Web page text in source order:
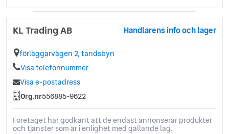
KL Trading AB Handlarens info och lager
förläggarvägen 2, tandsbyn
Visa telefonnummer
Visa e-postadress
Org.nr556885-9622
Företaget har godkänt att de endast annonserar produkter
och tjänster som är i enlighet med gällande lag.